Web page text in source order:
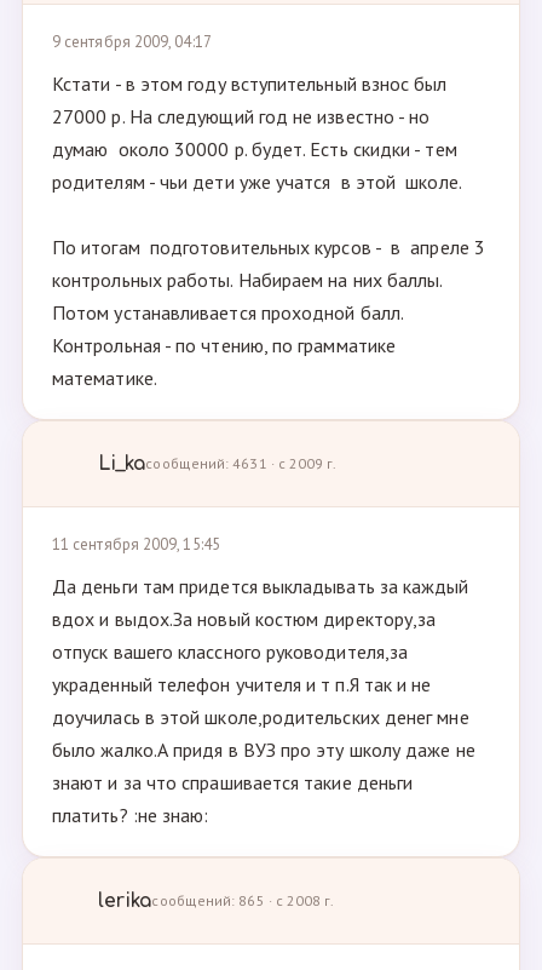
9 сентября 2009, 04:17
Кстати - в этом году вступительный взнос был
27000 р. На следующий год не известно - но
думаю около 30000 р. будет. Есть скидки - тем
родителям - чьи дети уже учатся в этой школе.
По итогам подготовительных курсов - в апреле 3
контрольных работы. Набираем на них баллы.
Потом устанавливается проходной балл.
Контрольная - по чтению, по грамматике
математике.
Li_kaсообщений: 4631 · с 2009 г.
11 сентября 2009, 15:45
Да деньги там придется выкладывать за каждый
вдох и выдох.За новый костюм директору,за
отпуск вашего классного руководителя,за
украденный телефон учителя и т п.Я так и не
доучилась в этой школе,родительских денег мне
было жалко.А придя в ВУЗ про эту школу даже не
знают и за что спрашивается такие деньги
платить? :не знаю:
lerikaсообщений: 865 · с 2008 г.